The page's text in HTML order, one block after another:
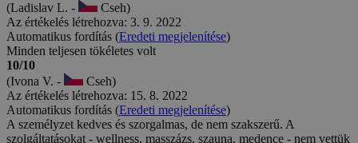
(Ladislav L. -
Cseh)
Az értékelés létrehozva: 3. 9. 2022
Automatikus fordítás (Eredeti megjelenítése)
Minden teljesen tökéletes volt
10/10
(Ivona V. -
Cseh)
Az értékelés létrehozva: 15. 8. 2022
Automatikus fordítás (Eredeti megjelenítése)
A személyzet kedves és szorgalmas, de nem szakszerű. A
szolgáltatásokat - wellness, masszázs, szauna, medence - nem vettük